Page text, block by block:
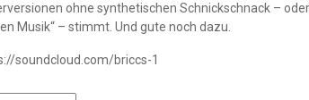
ohne synthetischen Schnickschnack –
Musik“ – stimmt. Und gute noch dazu.
soundcloud.com/briccs-1